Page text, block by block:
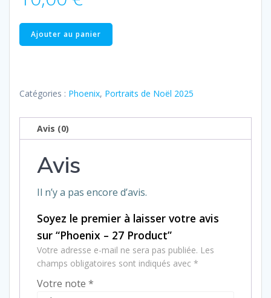
quantité
de
27
Ajouter au panier
Catégories : Phoenix, Portraits de Noël 2025
Avis (0)
Avis
Il n’y a pas encore d’avis.
Soyez le premier à laisser votre avis
sur “Phoenix – 27 Product”
Votre adresse e-mail ne sera pas publiée. Les
champs obligatoires sont indiqués avec *
Votre note *